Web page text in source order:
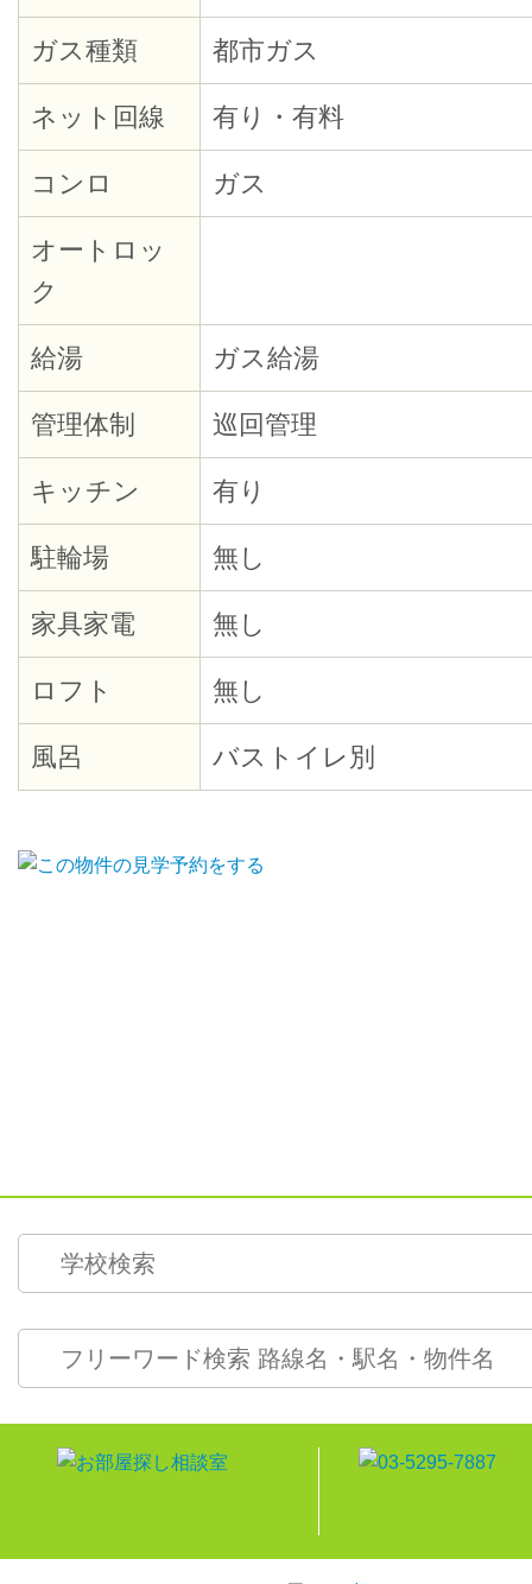
ガス種類 都市ガス
ネット回線 有り・有料
コンロ ガス
オートロッ
ク
給湯 ガス給湯
管理体制 巡回管理
キッチン 有り
駐輪場 無し
家具家電 無し
ロフト 無し
風呂 バストイレ別